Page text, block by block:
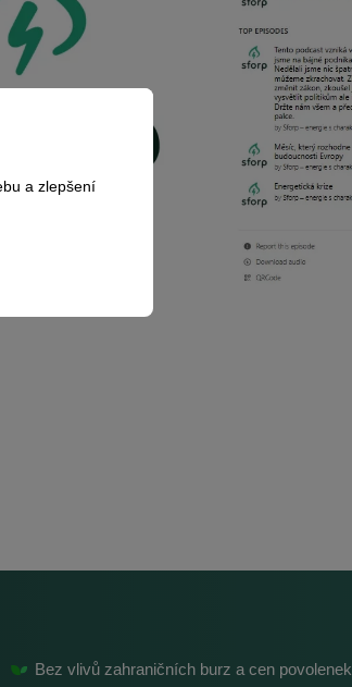
a zlepšení
Bez vlivů zahraničních burz a cen povolenek